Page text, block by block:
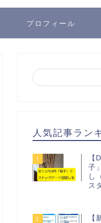
プロフィール
人気記事ラン
1
【
子
し
ス
2
【